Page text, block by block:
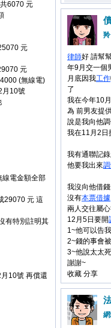
6070 元
元
元
(無線電)
月10號
線電金額全部
29070 元 這
有特別註明其
10號 再償還
羚
律師好 請幫
年9月交一個
月底因我工作
了
我在今年10
為 前男友提
說是我向他
我在11月2日
我有通聯記
他要我出來
我沒向他借錢
沒有本票借據
兩人交往屬
12月5日要開
1~他可以告我
2~錢的事會
3~他說太太
謝謝~
收藏 分享